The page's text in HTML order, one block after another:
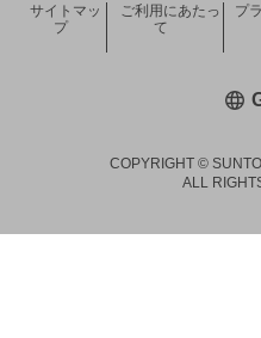
COPYRIGHT ©
ALL
サイトマッ
プ
ご利用にあたっ
て
プ